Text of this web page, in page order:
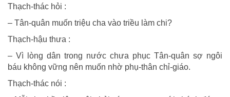
Thạch-thác hỏi :
– Tân-quân muốn triệu cha vào triều làm chi?
Thạch-hậu thưa :
– Vì lòng dân trong nước chưa phục Tân-quân sợ ngôi
báu không vững nên muốn nhờ phụ-thân chỉ-giáo.
Thạch-thác nói :